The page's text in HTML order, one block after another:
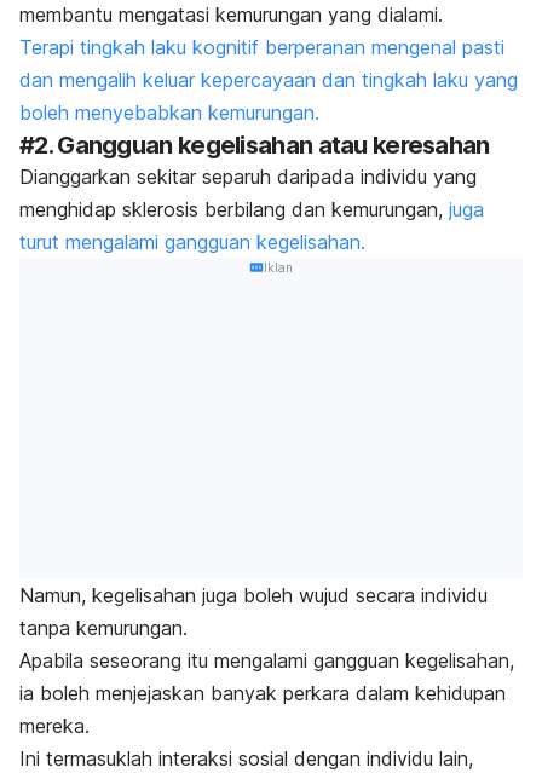
membantu mengatasi kemurungan yang dialami.
Terapi tingkah laku kognitif berperanan mengenal pasti
dan mengalih keluar kepercayaan dan tingkah laku yang
boleh menyebabkan kemurungan.
#2. Gangguan kegelisahan atau keresahan
Dianggarkan sekitar separuh daripada individu yang
menghidap sklerosis berbilang dan kemurungan, juga
turut mengalami gangguan kegelisahan.
Iklan
Namun, kegelisahan juga boleh wujud secara individu
tanpa kemurungan.
Apabila seseorang itu mengalami gangguan kegelisahan,
ia boleh menjejaskan banyak perkara dalam kehidupan
mereka.
Ini termasuklah interaksi sosial dengan individu lain,